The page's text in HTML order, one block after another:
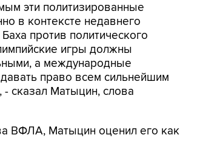
эти политизированные
в контексте недавнего
против политического
игры должны
а международные
право всем сильнейшим
- сказал Матыцин, слова
ВФЛА, Матыцин оценил его как